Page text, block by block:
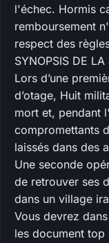
l'échec. Hormis
remboursement
respect des
SYNOPSIS DE LA
Lors d’une
d’otage, Huit
mort et, pendant
compromettants
laissés dans des
Une seconde
de retrouver ses
dans un village
Vous devrez
les document top